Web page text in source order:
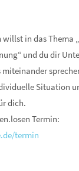
willst in das Thema
und du dir
miteinander
Situation
dich.
Termin:
termin